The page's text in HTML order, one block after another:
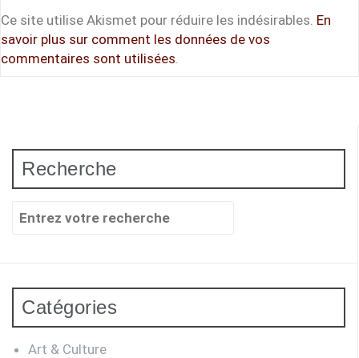
Ce site utilise Akismet pour réduire les indésirables. En
savoir plus sur comment les données de vos
commentaires sont utilisées
Recherche
Recherche
Catégories
Art & Culture